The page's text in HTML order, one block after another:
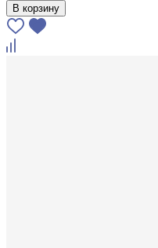
В корзину